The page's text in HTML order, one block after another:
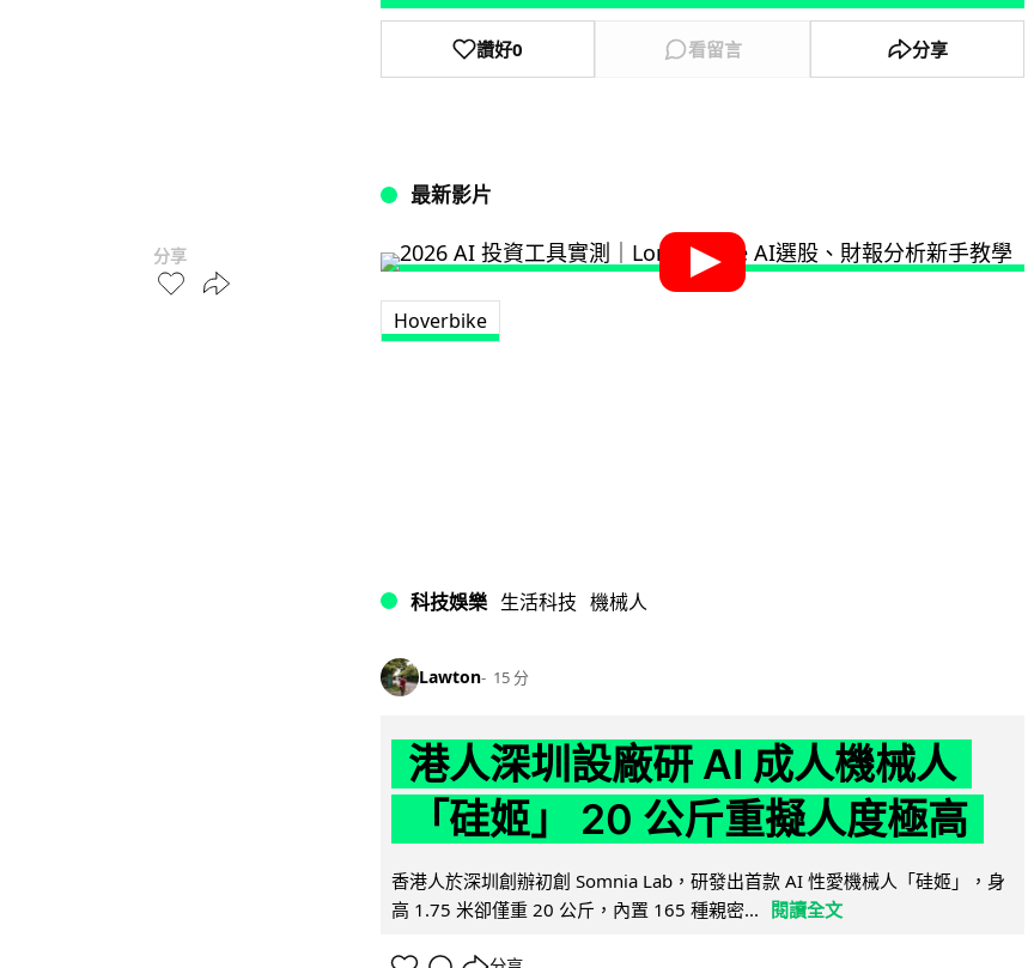
分享
讚好0 看留言 分享
最新影片
Hoverbike
科技娛樂 生活科技 機械人
Lawton 15 分
港人深圳設廠研 AI 成人機械人
「硅姬」 20 公斤重擬人度極高
香港人於深圳創辦初創 Somnia Lab，研發出首款 AI 性愛機械人「硅姬」，身
高 1.75 米卻僅重 20 公斤，內置 165 種親密... 閱讀全文